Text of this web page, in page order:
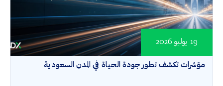
مؤشرات تكشف تطور جودة الحياة في المدن السعودية
19 يوليو 2026